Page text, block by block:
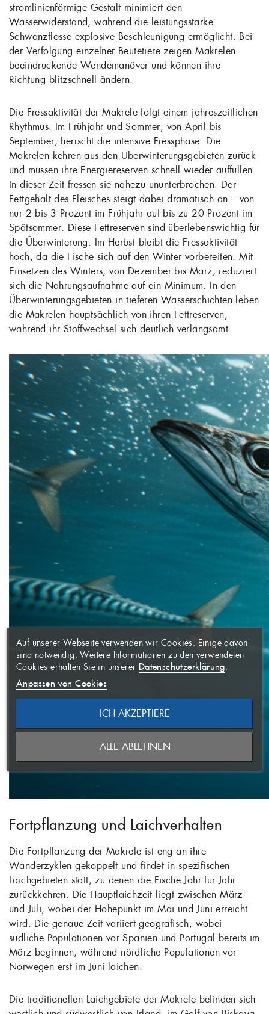
stromlinienförmige Gestalt minimiert den
Wasserwiderstand, während die leistungsstarke
Schwanzflosse explosive Beschleunigung ermöglicht. Bei
der Verfolgung einzelner Beutetiere zeigen Makrelen
beeindruckende Wendemanöver und können ihre
Richtung blitzschnell ändern.
Die Fressaktivität der Makrele folgt einem jahreszeitlichen
Rhythmus. Im Frühjahr und Sommer, von April bis
September, herrscht die intensive Fressphase. Die
Makrelen kehren aus den Überwinterungsgebieten zurück
und müssen ihre Energiereserven schnell wieder auffüllen.
In dieser Zeit fressen sie nahezu ununterbrochen. Der
Fettgehalt des Fleisches steigt dabei dramatisch an – von
nur 2 bis 3 Prozent im Frühjahr auf bis zu 20 Prozent im
Spätsommer. Diese Fettreserven sind überlebenswichtig für
die Überwinterung. Im Herbst bleibt die Fressaktivität
hoch, da die Fische sich auf den Winter vorbereiten. Mit
Einsetzen des Winters, von Dezember bis März, reduziert
sich die Nahrungsaufnahme auf ein Minimum. In den
Überwinterungsgebieten in tieferen Wasserschichten leben
die Makrelen hauptsächlich von ihren Fettreserven,
während ihr Stoffwechsel sich deutlich verlangsamt.
Fortpflanzung und Laichverhalten
Die Fortpflanzung der Makrele ist eng an ihre
Wanderzyklen gekoppelt und findet in spezifischen
Laichgebieten statt, zu denen die Fische Jahr für Jahr
zurückkehren. Die Hauptlaichzeit liegt zwischen März
und Juli, wobei der Höhepunkt im Mai und Juni erreicht
wird. Die genaue Zeit variiert geografisch, wobei
südliche Populationen vor Spanien und Portugal bereits im
März beginnen, während nördliche Populationen vor
Norwegen erst im Juni laichen.
Die traditionellen Laichgebiete der Makrele befinden sich
AUF MEINE
WUNSCHLISTE
×
((MODALTITLE)) ×
((confirmMessage))
WUNSCHLISTE
ERSTELLEN
×
Name der Wunschliste
ABBRECHEN
WUNSCHLISTE ERSTELLEN
ANMELDEN ×
Sie müssen angemeldet sein, um
Artikel Ihrer Wunschliste
hinzufügen zu können.
ABBRECHEN
ANMELDEN
Auf unserer Webseite verwenden wir Cookies. Einige davon
sind notwendig. Weitere Informationen zu den verwendeten
Cookies erhalten Sie in unserer Datenschutzerklärung.
Anpassen von Cookies
ALLE ABLEHNEN
ICH AKZEPTIERE